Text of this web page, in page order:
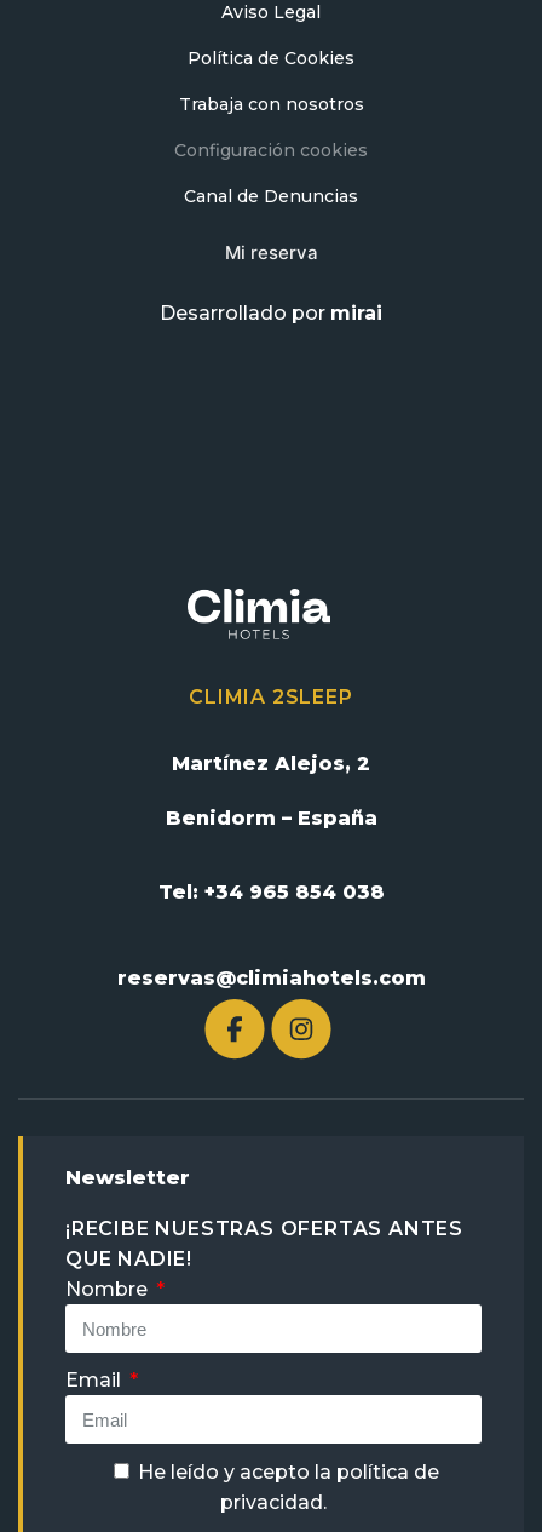
Aviso Legal
Política de Cookies
Trabaja con nosotros
Configuración cookies
Canal de Denuncias
Mi reserva
Desarrollado por mirai
CLIMIA 2SLEEP
Martínez Alejos, 2
Benidorm – España
Tel: +34 965 854 038
reservas@climiahotels.com
Newsletter
¡RECIBE NUESTRAS OFERTAS ANTES
QUE NADIE!
Nombre
Email
He leído y acepto la política de
privacidad .